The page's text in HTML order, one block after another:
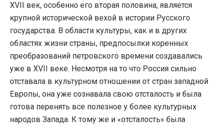
XVII век, особенно его вторая половина, является
крупной исторической вехой в истории Русского
государства. В области культуры, как и в других
областях жизни страны, предпосылки коренных
преобразований петровского времени создавались
уже в XVII веке. Несмотря на то что Россия сильно
отставала в культурном отношении от стран западной
Европы, она уже сознавала свою отсталость и была
готова перенять все полезное у более культурных
народов Запада. К тому же и «отсталость» была